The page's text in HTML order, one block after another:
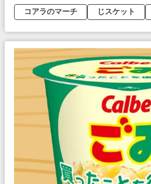
コアラのマーチ
じスケット